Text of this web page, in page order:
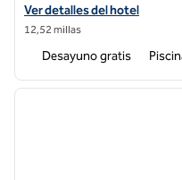
Ver detalles del hotel
Ver detalles del hotel
12,52 millas
Desayuno gratis
1 de 12